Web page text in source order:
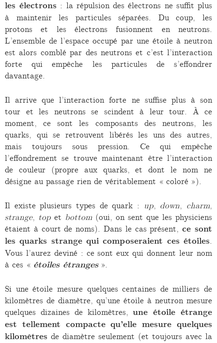
les électrons : la répulsion des électrons ne suffit plus
à maintenir les particules séparées. Du coup, les
protons et les électrons fusionnent en neutrons.
L’ensemble de l’espace occupé par une étoile à neutron
est alors comblé par des neutrons et c’est l’interaction
forte qui empêche les particules de s’effondrer
davantage.
Il arrive que l’interaction forte ne suffise plus à son
tour et les neutrons se scindent à leur tour. À ce
moment, ce sont les composants des neutrons, les
quarks, qui se retrouvent libérés les uns des autres,
mais toujours sous pression. Ce qui empêche
l’effondrement se trouve maintenant être l’interaction
de couleur (propre aux quarks, et dont le nom ne
désigne au passage rien de véritablement « coloré »).
Il existe plusieurs types de quark : up, down charm
strange, top et bottom (oui, on sent que les physiciens
étaient à court de noms). Dans le cas présent,ce sont
les quarks strange qui composeraient ces étoiles
Vous l’aurez deviné : ce sont eux qui donnent leur nom
à ces « étoiles étranges».
Si une étoile mesure quelques centaines de milliers de
kilomètres de diamètre, qu’une étoile à neutron mesure
quelques dizaines de kilomètres,une étoile étrange
est tellement compacte qu’elle mesure quelques
kilomètres de diamètre seulement (et toujours avec la